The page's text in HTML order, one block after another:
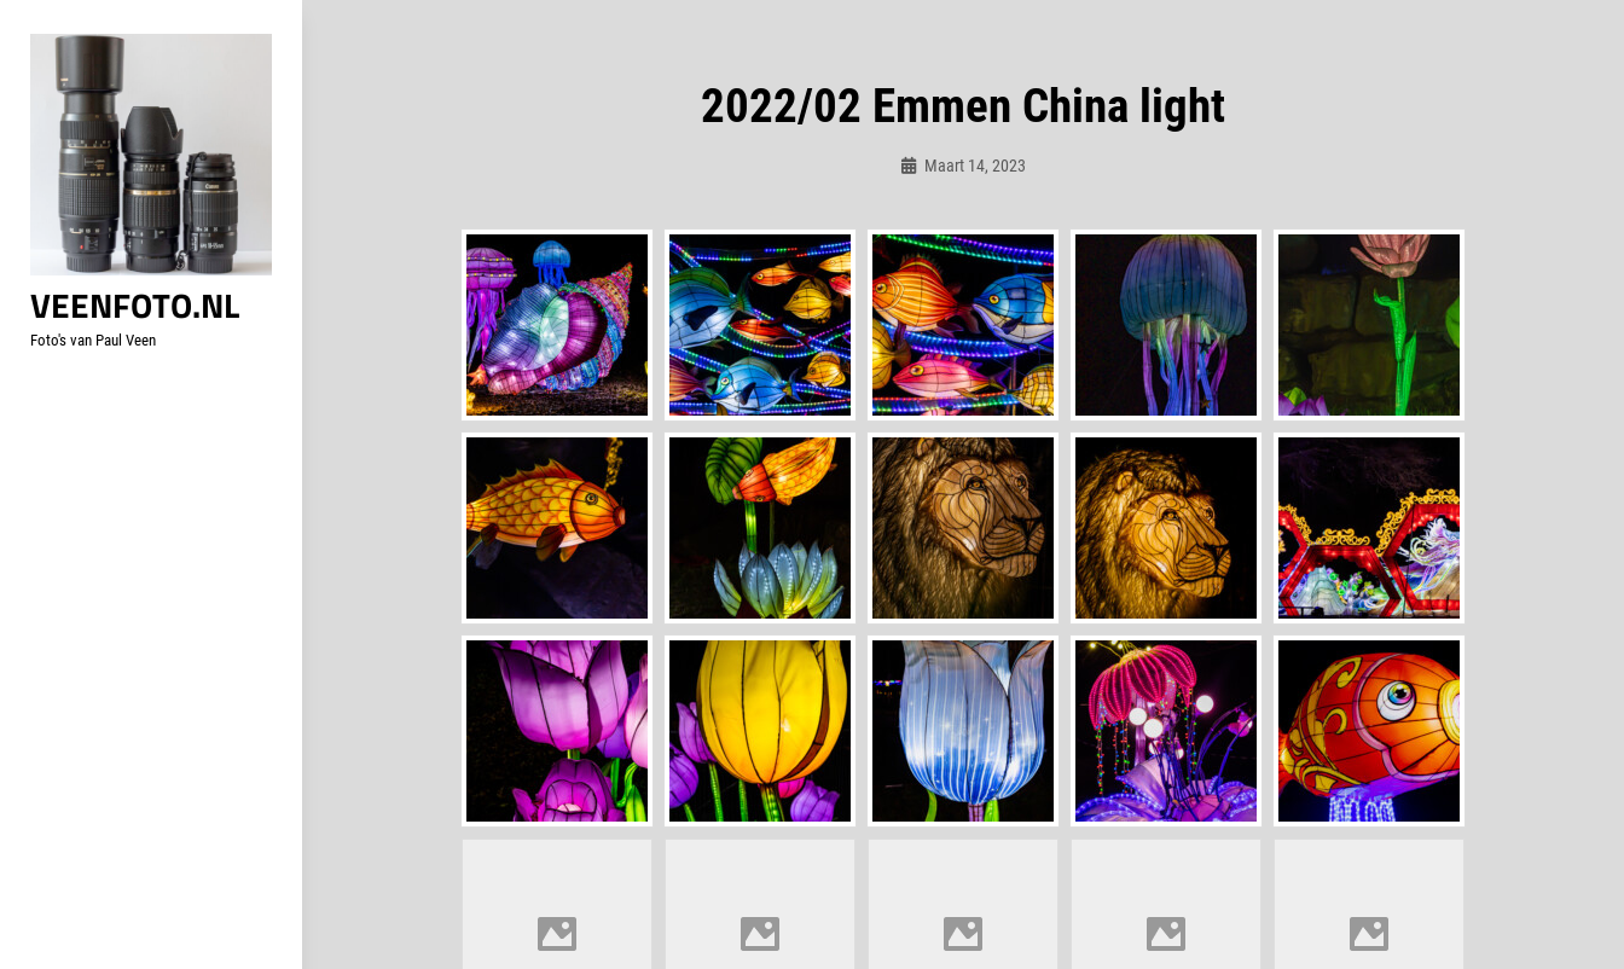
content
VEENFOTO.NL
Foto's van Paul Veen
2022/02 Emmen China light
Maart 14, 2023